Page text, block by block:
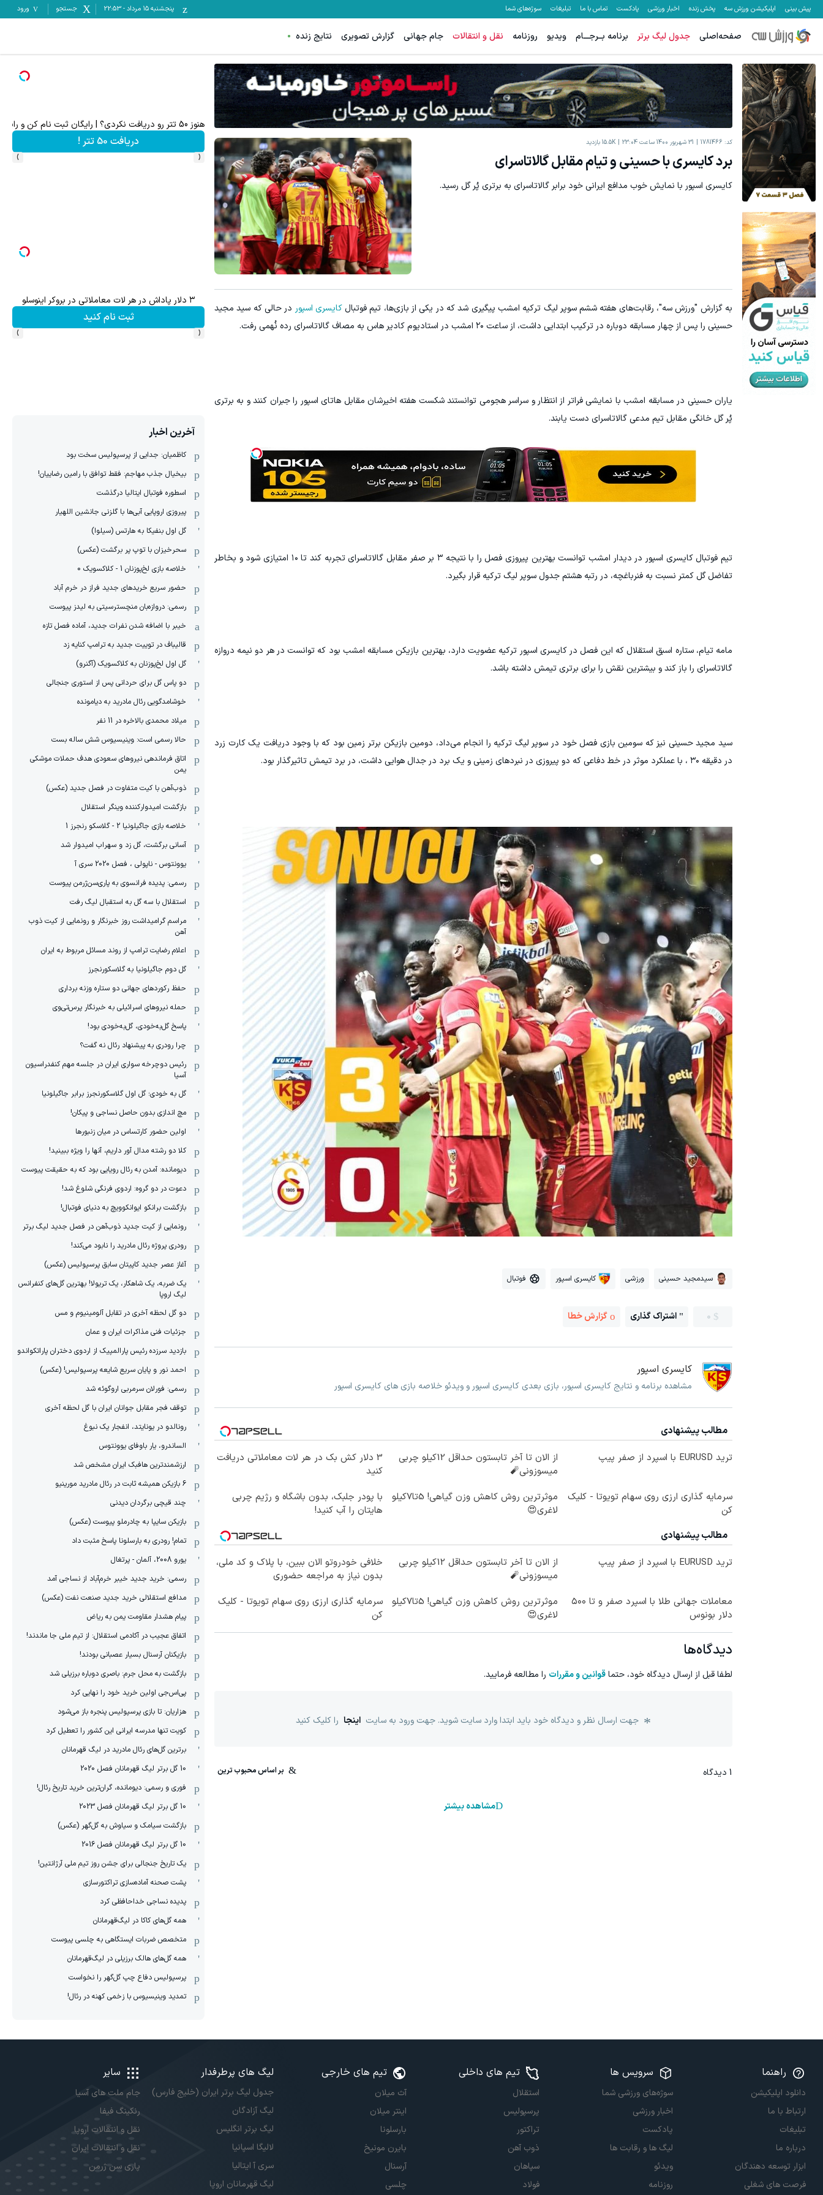
پیش بینی اپلیکیشن ورزش سه پخش زنده اخبار ورزشی پادکست تماس با ما تبلیغات سوژه‌های شما پنجشنبه ۱۵ مرداد -
22:53 جستجو ورود
صفحه‌اصلی جدول لیگ برتر برنامه بــرجـــام ویدیو روزنامه نقل و انتقالات جام جهانی گزارش تصویری نتایج زنده
کد: 1781466 31 شهریور 1400 ساعت 23:04 15.5K بازدید
برد کایسری با حسینی و تیام مقابل گالاتاسرای
کایسری اسپور با نمایش خوب مدافع ایرانی خود برابر گالاتاسرای به برتری پُر گل رسید.
به گزارش "ورزش سه"، رقابت‌های هفته ششم سوپر لیگ ترکیه امشب پیگیری شد که در یکی از بازی‌ها، تیم فوتبالکایسری اسپور در حالی که سید مجید
حسینی را پس از چهار مسابقه دوباره در ترکیب ابتدایی داشت، از ساعت ۲۰ امشب در استادیوم کادیر هاس به مصاف گالاتاسرای رده نُهمی رفت.
یاران حسینی در مسابقه امشب با نمایشی فراتر از انتظار و سراسر هجومی توانستند شکست هفته اخیرشان مقابل هاتای اسپور را جبران کنند و به برتری
پُر گل خانگی مقابل تیم مدعی گالاتاسرای دست یابند.
تیم فوتبال کایسری اسپور در دیدار امشب توانست بهترین پیروزی فصل را با نتیجه ۳ بر صفر مقابل گالاتاسرای تجربه کند تا ۱۰ امتیازی شود و بخاطر
تفاضل گل کمتر نسبت به فنرباغچه، در رتبه هشتم جدول سوپر لیگ ترکیه قرار بگیرد.
مامه تیام، ستاره اسبق استقلال که این فصل در کایسری اسپور ترکیه عضویت دارد، بهترین بازیکن مسابقه امشب بود که توانست در هر دو نیمه دروازه
گالاتاسرای را باز کند و بیشترین نقش را برای برتری تیمش داشته باشد.
سید مجید حسینی نیز که سومین بازی فصل خود در سوپر لیگ ترکیه را انجام می‌داد، دومین بازیکن برتر زمین بود که با وجود دریافت یک کارت زرد
در دقیقه ۳۰ ، با عملکرد موثر در خط دفاعی که دو پیروزی در نبردهای زمینی و یک برد در جدال هوایی داشت، در برد تیمش تاثیرگذار بود.
سیدمجید حسینی ورزشی کایسری اسپور فوتبال
0 اشتراک گذاری گزارش خطا
کایسری اسپور
مشاهده برنامه و نتایج کایسری اسپور، بازی بعدی کایسری اسپور و ویدئو خلاصه بازی های کایسری اسپور
مطالب پیشنهادی
ترید EURUSD با اسپرد از صفر پیپ
از الان تا آخر تابستون حداقل 12کیلو چربی
میسوزونی🧨
3 دلار کش بک در هر لات معاملاتی دریافت
کنید
سرمایه گذاری ارزی روی سهام تویوتا - کلیک
کن
موثرترین روش کاهش وزن گیاهی! 5تا۷کیلو
لاغری😍
با پودر جلبک، بدون باشگاه و رژیم چربی
هایتان را آب کنید!
مطالب پیشنهادی
ترید EURUSD با اسپرد از صفر پیپ
از الان تا آخر تابستون حداقل 12کیلو چربی
میسوزونی🧨
خلافی خودروتو الان ببین، با پلاک و کد ملی،
بدون نیاز به مراجعه حضوری
معاملات جهانی طلا با اسپرد صفر و تا ۵۰۰
دلار بونوس
موثرترین روش کاهش وزن گیاهی! 5تا۷کیلو
لاغری😍
سرمایه گذاری ارزی روی سهام تویوتا - کلیک
کن
دیدگاه‌ها
لطفا قبل از ارسال دیدگاه خود، حتماقوانین و مقررات را مطالعه فرمایید.
جهت ارسال نظر و دیدگاه خود باید ابتدا وارد سایت شوید. جهت ورود به سایت اینجا را کلیک کنید
1 دیدگاه
مشاهده بیشتر
هنوز 50 تتر رو دریافت نکردی؟ | رایگان ثبت نام کن و رایگان شروع کن!
دریافت 50 تتر !
‹
›
۳ دلار پاداش در هر لات معاملاتی در بروکر اینوسلو
ثبت نام کنید
‹
›
آخرین اخبار
کاظمیان: جدایی از پرسپولیس سخت بود
بیخیال جذب مهاجم: فقط توافق با رامین رضاییان!
اسطوره فوتبال ایتالیا درگذشت
پیروزی اروپایی آبی‌ها با گلزنی جانشین اللهیار
گل اول بنفیکا به هارتس (سیلوا)
سحرخیزان با توپ پر برگشت (عکس)
خلاصه بازی لخ‌پوزنان 1 - کلاکسویک 0
حضور سریع خریدهای جدید فراز در خرم آباد
رسمی: دروازه‌بان منچسترسیتی به لیدز پیوست
خیبر با اضافه شدن نفرات جدید، آماده فصل تازه
قالیباف در توییت جدید به ترامپ کنایه زد
گل اول لخ‌پوزنان به کلاکسویک (آگنرو)
دو پاس گل برای حردانی پس از استوری جنجالی
خوشامدگویی رئال مادرید به دیامونده
میلاد محمدی بالاخره در 11 نفر
حالا رسمی است: وینیسیوس شش ساله بست
اتاق فرماندهی نیروهای سعودی هدف حملات موشکی
یمن
ذوب‌آهن با کیت متفاوت در فصل جدید (عکس)
بازگشت امیدوارکننده وینگر استقلال
خلاصه بازی جاگیلونیا 2 - گلاسکو رنجرز 1
آسانی برگشت، گل زد و سهراب امیدوار شد
یوونتوس - ناپولی ، فصل 2020 سری آ
رسمی: پدیده فرانسوی به پاری‌سن‌ژرمن پیوست
استقلال با سه گل به استقبال لیگ رفت
مراسم گرامیداشت روز خبرنگار و رونمایی از کیت ذوب
آهن
اعلام رضایت ترامپ از روند مسائل مربوط به ایران
گل دوم جاگیلونیا به گلاسکورنجرز
حفظ رکوردهای جهانی دو ستاره وزنه برداری
حمله نیروهای اسرائیلی به خبرنگار پرس‌تی‌وی
پاسخ گل‌به‌خودی، گل‌به‌خودی بود!
چرا رودری به پیشنهاد رئال نه گفت؟
رئیس دوچرخه سواری ایران در جلسه مهم کنفدراسیون
آسیا
گل به خودی؛ گل اول گلاسکورنجرز برابر جاگیلونیا
مچ اندازی بدون حاصل نساجی و پیکان!
اولین حضور کارتساس در میان زنبورها
کلا دو‌ رشته مدال آور داریم، آنها را ویژه ببینید!
دیومانده: آمدن به رئال رویایی بود که به حقیقت پیوست
دعوت در دو گروه: اردوی فرنگی شلوغ شد!
بازگشت برانکو ایوانکوویچ به دنیای فوتبال!
رونمایی از کیت جدید ذوب‌آهن در فصل جدید لیگ برتر
رودری پروژه رئال مادرید را نابود می‌کند!
آغاز عصر جدید کاپیتان سابق پرسپولیس (عکس)
یک ضربه، یک شاهکار، یک تریولا! بهترین گل‌های کنفرانس
لیگ اروپا
دو گل لحظه آخری در تقابل آلومینیوم و مس
جزئیات فنی مذاکرات ایران و عمان
بازدید سرزده رئیس پارالمپیک از اردوی دختران پاراتکواندو
احمد نور و پایان سریع شایعه پرسپولیس! (عکس)
رسمی: فورلان سرمربی اروگوئه شد
توقف فجر مقابل جوانان ایران با گل لحظه آخری
رونالدو در یونایتد، انفجار یک نبوغ
الساندرو، یار باوفای یوونتوس
ارزشمندترین هافبک ایران مشخص شد
6 بازیکن همیشه ثابت در رئال مادرید مورینیو
چند قیچی برگردان دیدنی
بازیکن سایپا به چادرملو پیوست (عکس)
تمام! رودری به بارسلونا پاسخ مثبت داد
یورو 2008، آلمان - پرتغال
رسمی: خرید جدید خیبر خرم‌آباد از نساجی آمد
مدافع استقلالی خرید جدید صنعت نفت (عکس)
پیام هشدار مقاومت یمن به ریاض
اتفاق عجیب در آکادمی استقلال: از تیم ملی جا ماندند!
بازیکنان آرسنال بسیار عصبانی بودند!
بازگشت به محل جرم: باصری دوباره برزیلی شد
پی‌اس‌جی اولین خرید خود را نهایی کرد
هزاریان: تا بازی پرسپولیس پنجره باز می‌شود
کویت تنها مدرسه ایرانی این کشور را تعطیل کرد
برترین گل‌های رئال مادرید در لیگ قهرمانان
10 گل برتر لیگ قهرمانان فصل 2020
فوری و رسمی: دیومانده، گران‌ترین خرید تاریخ رئال!
10 گل برتر لیگ قهرمانان فصل 2023
بازگشت سیامک و سیاوش به گل‌گهر (عکس)
10 گل برتر لیگ قهرمانان فصل 2016
یک تاریخ جنجالی برای جشن روز تیم ملی آرژانتین!
پشت صحنه آماده‌سازی تراکتورسازی
پدیده نساجی خداحافظی کرد
همه گل‌های کاکا در لیگ‌قهرمانان
متخصص ضربات ایستگاهی به چلسی پیوست
همه گل‌های هالک برزیلی در لیگ‌قهرمانان
پرسپولیس دفاع چپ گل‌گهر را نخواست
تمدید وینیسیوس با زخمی کهنه در رئال!
راهنما
دانلود اپلیکیشن
ارتباط با ما
تبلیغات
درباره ما
ابزار توسعه دهندگان
فرصت های شغلی
سرویس ها
سوژه‌های ورزشی شما
اخبار ورزشی
پادکست
لیگ ها و رقابت ها
ویدئو
روزنامه
تیم های داخلی
استقلال
پرسپولیس
تراکتور
ذوب آهن
سپاهان
فولاد
تیم های خارجی
آث میلان
اینتر میلان
بارسلونا
بایرن مونیخ
آرسنال
چلسی
لیگ های پرطرفدار
جدول لیگ برتر ایران (خلیج فارس)
لیگ آزادگان
لیگ برتر انگلیس
لالیگا اسپانیا
سری آ ایتالیا
لیگ قهرمانان اروپا
سایر
جام ملت های آسیا
رنکینگ فیفا
نقل و انتقالات اروپا
نقل و انتقالات ایران
پاری سن ژرمن